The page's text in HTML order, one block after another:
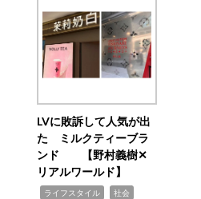
LVに敗訴して人気が出
た ミルクティーブラ
ンド 【野村義樹✕
リアルワールド】
ライフスタイル 社会